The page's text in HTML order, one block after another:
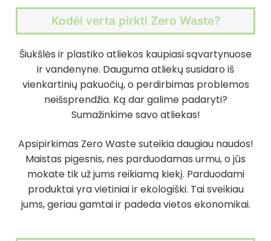
Kodėl verta pirkti Zero Waste?
Šiukšlės ir plastiko atliekos kaupiasi sąvartynuose
ir vandenyne. Dauguma atliekų susidaro iš
vienkartinių pakuočių, o perdirbimas problemos
neišsprendžia. Ką dar galime padaryti?
Sumažinkime savo atliekas!
Apsipirkimas Zero Waste suteikia daugiau naudos!
Maistas pigesnis, nes parduodamas urmu, o jūs
mokate tik už jums reikiamą kiekį. Parduodami
produktai yra vietiniai ir ekologiški. Tai sveikiau
jums, geriau gamtai ir padeda vietos ekonomikai.